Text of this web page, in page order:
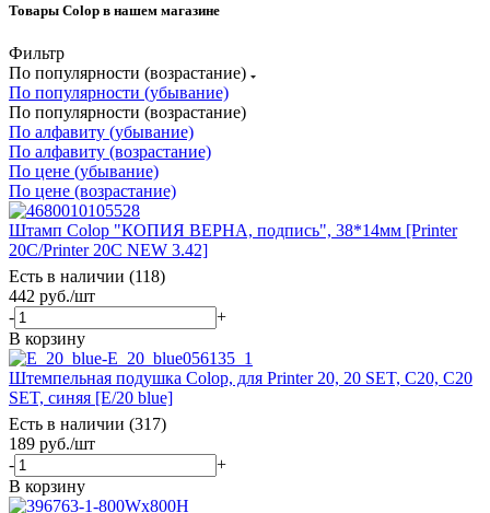
Товары Colop в нашем магазине
Фильтр
По популярности (возрастание)
По популярности (убывание)
По популярности (возрастание)
По алфавиту (убывание)
По алфавиту (возрастание)
По цене (убывание)
По цене (возрастание)
Штамп Colop "КОПИЯ ВЕРНА, подпись", 38*14мм [Printer
20С/Printer 20С NEW 3.42]
Есть в наличии (118)
442 руб./шт
-
+
В корзину
Штемпельная подушка Colop, для Printer 20, 20 SET, C20, C20
SET, синяя [E/20 blue]
Есть в наличии (317)
189 руб./шт
-
+
В корзину